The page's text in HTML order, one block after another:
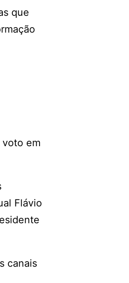
que
em
Flávio
canais